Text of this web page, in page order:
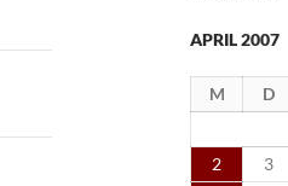
APRIL 2007
M D
2
3